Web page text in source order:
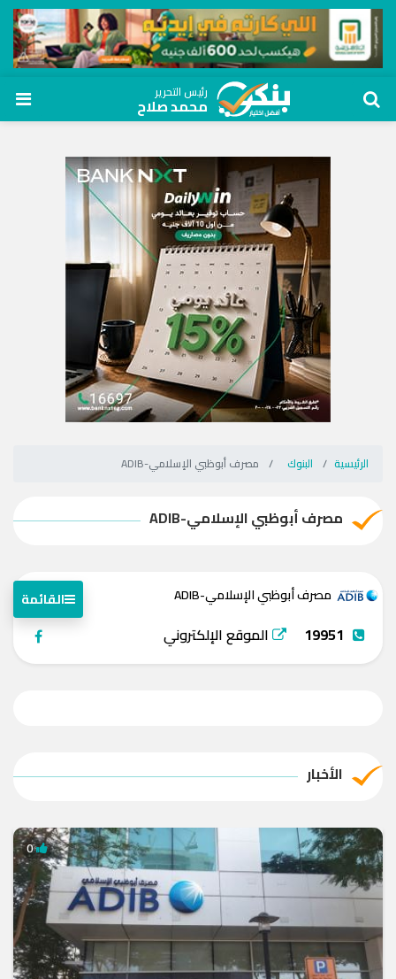
رئيس التحرير
محمد صلاح
الرئيسية البنوك مصرف أبوظبي الإسلامي-ADIB
مصرف أبوظبي الإسلامي-ADIB
مصرف أبوظبي الإسلامي-ADIB القائمة
19951 الموقع الإلكتروني
الأخبار
0